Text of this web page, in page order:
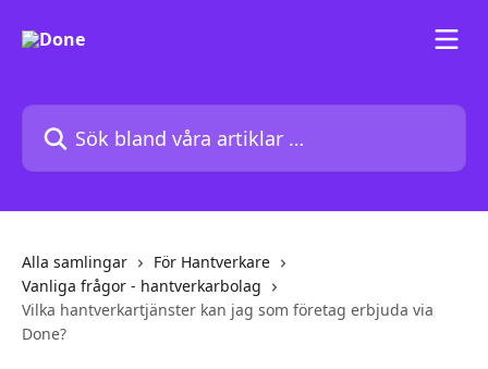
Sök bland våra artiklar …
Alla samlingar
För Hantverkare
Vanliga frågor - hantverkarbolag
Vilka hantverkartjänster kan jag som företag erbjuda via
Done?